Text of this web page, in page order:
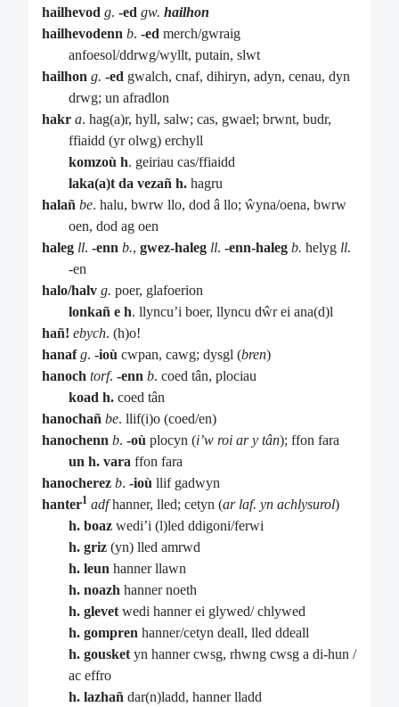
hailhevod g. -ed gw. hailhon
hailhevodenn b. -ed merch/gwraig
anfoesol/ddrwg/wyllt, putain, slwt
hailhon g. -ed gwalch, cnaf, dihiryn, adyn, cenau, dyn
drwg; un afradlon
hakr a. hag(a)r, hyll, salw; cas, gwael; brwnt, budr,
ffiaidd (yr olwg) erchyll
komzoù h. geiriau cas/ffiaidd
laka(a)t da vezañ h. hagru
halañ be. halu, bwrw llo, dod â llo; ŵyna/oena, bwrw
oen, dod ag oen
haleg ll. -enn b., gwez-haleg ll. -enn-haleg b. helyg ll.
-en
halo/halv g. poer, glafoerion
lonkañ e h. llyncu’i boer, llyncu dŵr ei ana(d)l
hañ! ebych. (h)o!
hanaf g. -ioù cwpan, cawg; dysgl (bren)
hanoch torf. -enn b. coed tân, plociau
koad h. coed tân
hanochañ be. llif(i)o (coed/en)
hanochenn b. -où plocyn (i’w roi ar y tân); ffon fara
un h. vara ffon fara
hanocherez b. -ioù llif gadwyn
hanter1 adfhanner, lled; cetyn (ar laf. yn achlysurol)
h. boaz wedi’i (l)led ddigoni/ferwi
h. griz (yn) lled amrwd
h. leun hanner llawn
h. noazh hanner noeth
h. glevet wedi hanner ei glywed/ chlywed
h. gompren hanner/cetyn deall, lled ddeall
h. gousket yn hanner cwsg, rhwng cwsg a di-hun /
ac effro
h. lazhañ dar(n)ladd, hanner lladd